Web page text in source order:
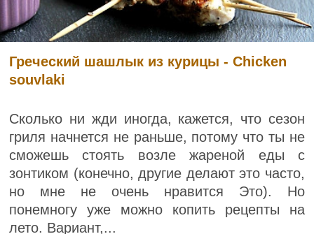
Греческий шашлык из курицы - Chicken
souvlaki
Сколько ни жди иногда, кажется, что сезон
гриля начнется не раньше, потому что ты не
сможешь стоять возле жареной еды с
зонтиком (конечно, другие делают это часто,
но мне не очень нравится Это). Но
понемногу уже можно копить рецепты на
лето. Вариант,...